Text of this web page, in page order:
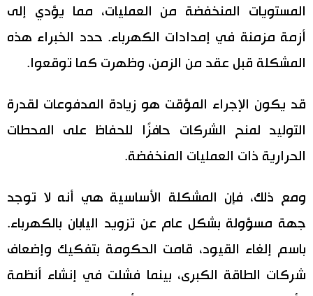
المستويات المنخفضة من العمليات، مما يؤدي إلى
أزمة مزمنة في إمدادات الكهرباء. حدد الخبراء هذه
المشكلة قبل عقد من الزمن، وظهرت كما توقعوا.
قد يكون الإجراء المؤقت هو زيادة المدفوعات لقدرة
التوليد لمنح الشركات حافزًا للحفاظ على المحطات
الحرارية ذات العمليات المنخفضة.
ومع ذلك، فإن المشكلة الأساسية هي أنه لا توجد
جهة مسؤولة بشكل عام عن تزويد اليابان بالكهرباء.
باسم إلغاء القيود، قامت الحكومة بتفكيك وإضعاف
شركات الطاقة الكبرى، بينما فشلت في إنشاء أنظمة